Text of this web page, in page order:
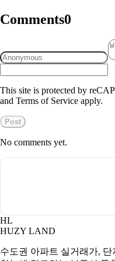
Comments0
This site is protected by
and Terms of Service apply.
Post
No comments yet.
HL
HUZY LAND
수도권 아파트 실거래가,